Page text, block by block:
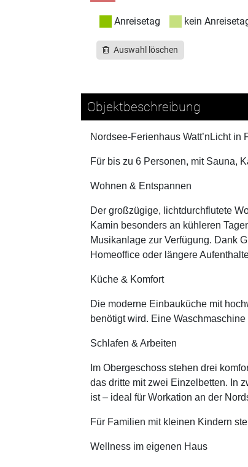
Anreisetag kein
Auswahl löschen
Objektbeschreibung
Nordsee-Ferienhaus Watt’nLicht in
Für bis zu 6 Personen, mit Sauna,
Wohnen & Entspannen
Der großzügige, lichtdurchflutete
Kamin besonders an kühleren
Musikanlage zur Verfügung. Dank
Homeoffice oder längere
Küche & Komfort
Die moderne Einbauküche mit
benötigt wird. Eine
Schlafen & Arbeiten
Im Obergeschoss stehen drei
das dritte mit zwei Einzelbetten. In
ist – ideal für Workation an der
Für Familien mit kleinen Kindern
Wellness im eigenen Haus